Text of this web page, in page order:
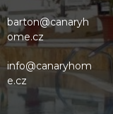
barton@canaryh
ome.cz
info@canaryhom
e.cz